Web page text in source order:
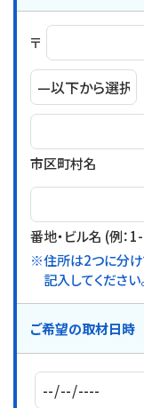
〒
市区町村名
番地・ビル名 (例：
※住所は2つに分け
記入してください
ご希望の取材日時